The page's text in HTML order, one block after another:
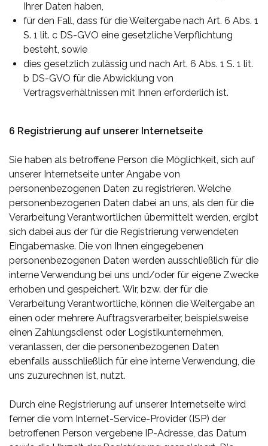
Ihrer Daten haben,
für den Fall, dass für die Weitergabe nach Art. 6 Abs. 1
S. 1 lit. c DS-GVO eine gesetzliche Verpflichtung
besteht, sowie
dies gesetzlich zulässig und nach Art. 6 Abs. 1 S. 1 lit.
b DS-GVO für die Abwicklung von
Vertragsverhältnissen mit Ihnen erforderlich ist.
6 Registrierung auf unserer Internetseite
Sie haben als betroffene Person die Möglichkeit, sich auf
unserer Internetseite unter Angabe von
personenbezogenen Daten zu registrieren. Welche
personenbezogenen Daten dabei an uns, als den für die
Verarbeitung Verantwortlichen übermittelt werden, ergibt
sich dabei aus der für die Registrierung verwendeten
Eingabemaske. Die von Ihnen eingegebenen
personenbezogenen Daten werden ausschließlich für die
interne Verwendung bei uns und/oder für eigene Zwecke
erhoben und gespeichert. Wir, bzw. der für die
Verarbeitung Verantwortliche, können die Weitergabe an
einen oder mehrere Auftragsverarbeiter, beispielsweise
einen Zahlungsdienst oder Logistikunternehmen,
veranlassen, der die personenbezogenen Daten
ebenfalls ausschließlich für eine interne Verwendung, die
uns zuzurechnen ist, nutzt.
Durch eine Registrierung auf unserer Internetseite wird
ferner die vom Internet-Service-Provider (ISP) der
betroffenen Person vergebene IP-Adresse, das Datum